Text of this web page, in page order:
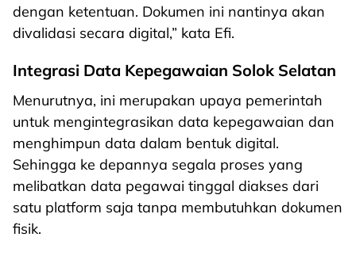
dengan ketentuan. Dokumen ini nantinya akan
divalidasi secara digital,” kata Efi.
Integrasi Data Kepegawaian Solok Selatan
Menurutnya, ini merupakan upaya pemerintah
untuk mengintegrasikan data kepegawaian dan
menghimpun data dalam bentuk digital.
Sehingga ke depannya segala proses yang
melibatkan data pegawai tinggal diakses dari
satu platform saja tanpa membutuhkan dokumen
fisik.